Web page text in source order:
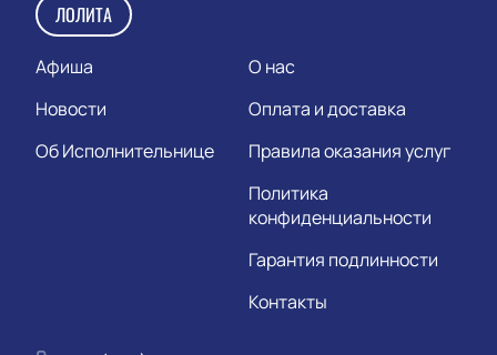
ЛОЛИТА
Афиша
Новости
Об Исполнительнице
О нас
Оплата и доставка
Правила оказания услуг
Политика
конфиденциальности
Гарантия подлинности
Контакты